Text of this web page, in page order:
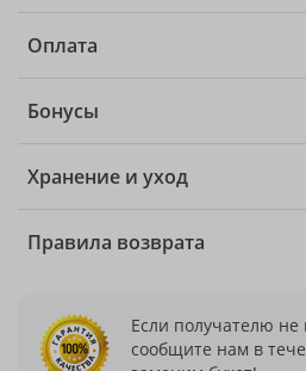
Оплата
Бонусы
Хранение и уход
Правила возврата
Если получателю не
сообщите нам в